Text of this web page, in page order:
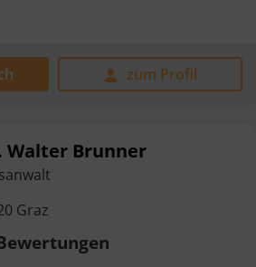
zum Profil
Walter Brunner
Graz